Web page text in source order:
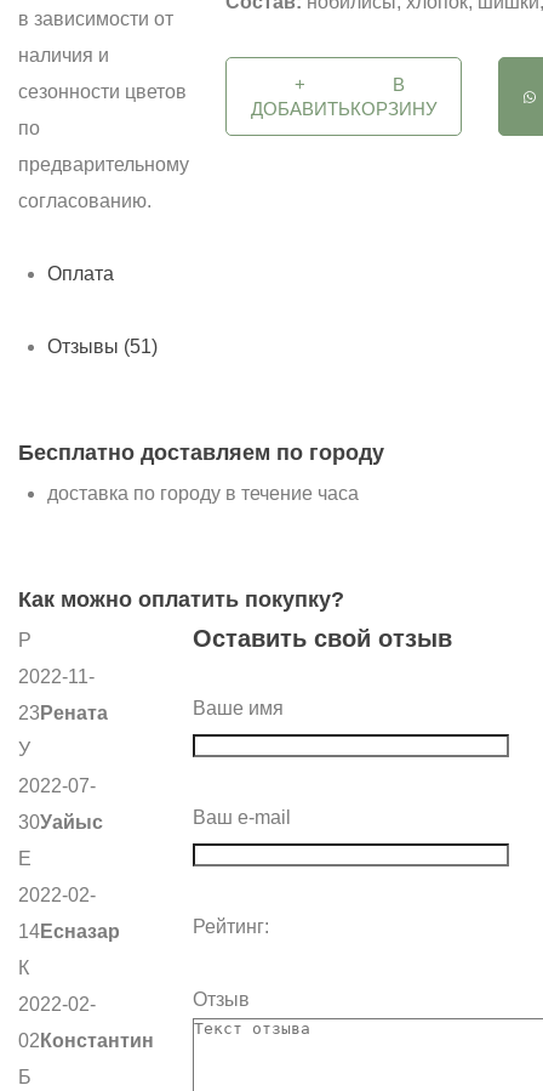
в зависимости от
наличия и
сезонности цветов
по
предварительному
согласованию.
+
ДОБАВИТЬ
В
КОРЗИНУ
Оплата
Отзывы (51)
Бесплатно доставляем по городу
доставка по городу в течение часа
Как можно оплатить покупку?
Р
2022-11-
23 Рената
У
2022-07-
30Уайыс
Е
2022-02-
14Есназар
К
2022-02-
02 Константин
Б
Оставить свой отзыв
Ваше имя
Ваш e-mail
Рейтинг:
Отзыв